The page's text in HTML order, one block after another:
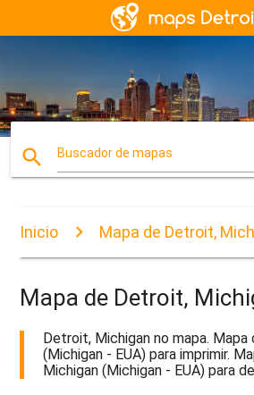
search Buscador de mapas
Inicio Mapa de Detroit,
Mapa de Detroit,
Detroit, Michigan no mapa.
(Michigan - EUA) para imprimir.
Michigan (Michigan - EUA) para